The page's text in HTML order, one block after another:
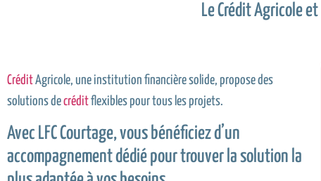
Le Crédit Agricole
CréditAgricole, une institution financière solide, propose des
solutions decréditflexibles pour tous les projets.
Avec LFC Courtage, vous bénéficiez d’un
accompagnement dédié pour trouver la solution la